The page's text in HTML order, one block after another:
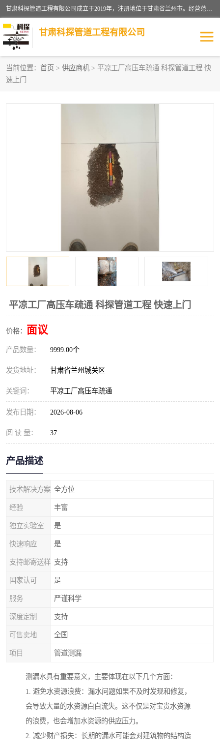
甘肃科探管道工程有限公司成立于2019年，注册地位于甘肃省兰州市。经营范围包括管道安装、清洗、疏通、维修、检测，防水工程，工程钻孔，化粪池清理，暖气安装，给排水管道安装维修，室内外管道如消防、供水、供热管道漏水检测定位，室内外防水堵漏等。
甘肃科探管道工程有限公司
当前位置： 首页 > 供应商机 > 平凉工厂高压车疏通 科探管道工程 快
速上门
平凉工厂高压车疏通 科探管道工程 快速上门
价格： 面议
产品数量： 9999.00个
发货地址： 甘肃省兰州城关区
关键词： 平凉工厂高压车疏通
发布日期： 2026-08-06
阅 读 量： 37
产品描述
技术解决方案 全方位
经验 丰富
独立实验室 是
快速响应 是
支持邮寄送样 支持
国家认可 是
服务 严谨科学
深度定制 支持
可售卖地 全国
项目 管道测漏
测漏水具有重要意义，主要体现在以下几个方面：
1. 避免水资源浪费：漏水问题如果不及时发现和修复，
会导致大量的水资源白白流失。这不仅是对宝贵水资源
的浪费，也会增加水资源的供应压力。
2. 减少财产损失：长期的漏水可能会对建筑物的结构造
管道安装维修